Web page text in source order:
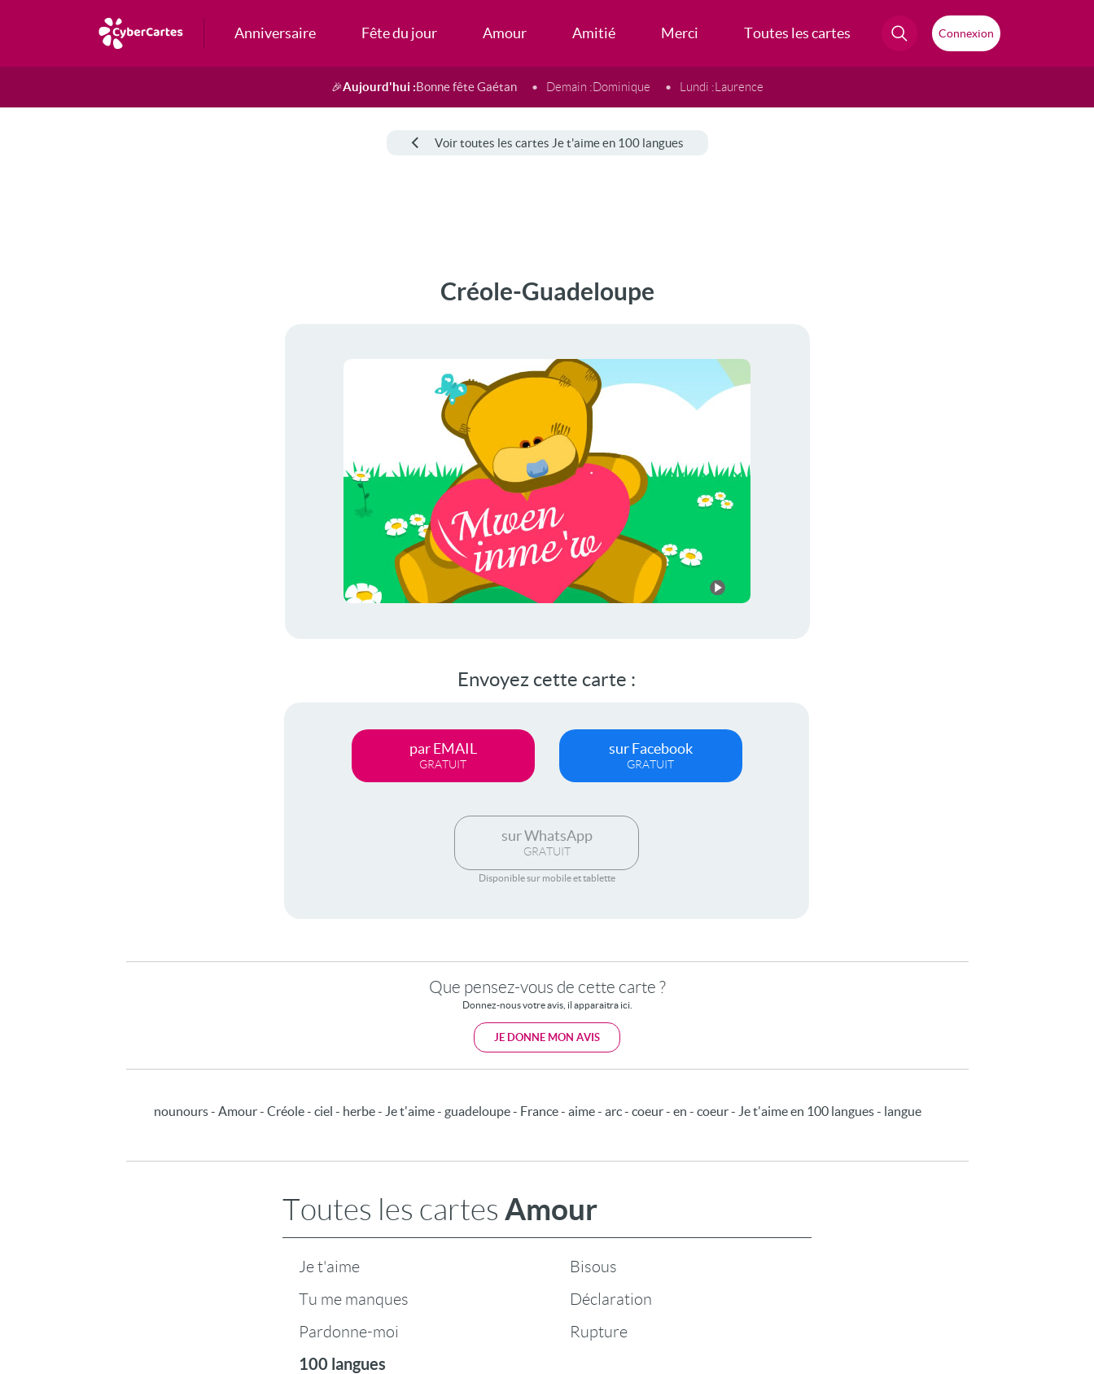
Anniversaire Fête du jour Amour Amitié Merci Toutes les cartes Connexion
🎉Aujourd'hui :Bonne fête Gaétan Demain :Dominique Lundi :Laurence
Voir toutes les cartes Je t'aime en 100 langues
Créole-Guadeloupe
Envoyez cette carte :
par EMAIL
GRATUIT
sur Facebook
GRATUIT
sur WhatsApp
GRATUIT
Disponible sur mobile et tablette
Que pensez-vous de cette carte ?
Donnez-nous votre avis, il apparaitra ici.
JE DONNE MON AVIS
nounours - Amour - Créole - ciel - herbe - Je t'aime - guadeloupe - France - aime - arc - coeur - en - coeur - Je t'aime en 100 langues - langue
Toutes les cartes Amour
Je t'aime
Tu me manques
Pardonne-moi
100 langues
Bisous
Déclaration
Rupture